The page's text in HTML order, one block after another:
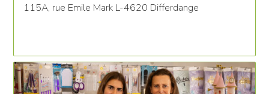
115A, rue Emile Mark L-4620 Differdange